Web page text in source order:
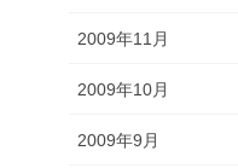
2009年11月
2009年10月
2009年9月